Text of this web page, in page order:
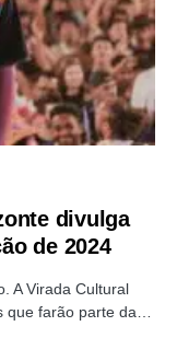
divulga
de 2024
A Virada Cultural
que farão parte da…